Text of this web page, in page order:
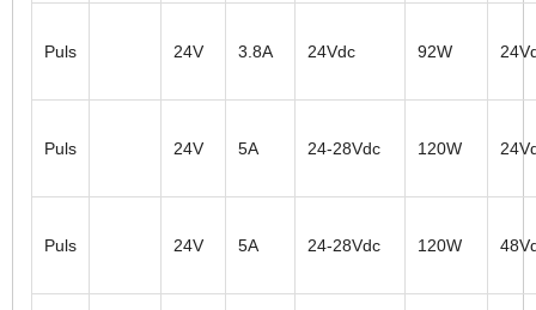
Puls 24V 3.8A 24Vdc 92W
Puls 24V 5A 24-28Vdc 120W
Puls 24V 5A 24-28Vdc 120W